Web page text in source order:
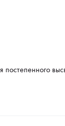
постепенного